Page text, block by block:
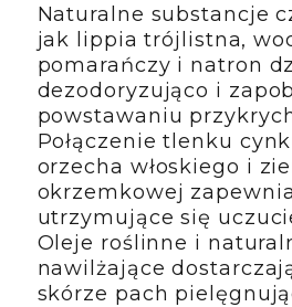
Naturalne substancje
jak lippia trójlistna,
pomarańczy i natron
dezodoryzująco i
powstawaniu
Połączenie tlenku
orzecha włoskiego i
okrzemkowej
utrzymujące się
Oleje roślinne i
nawilżające
skórze pach